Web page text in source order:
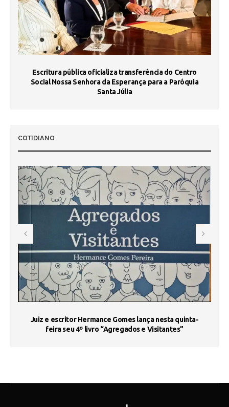
Escritura pública oficializa transferência do Centro
Social Nossa Senhora da Esperança para a Paróquia
Santa Júlia
COTIDIANO
Juiz e escritor Hermance Gomes lança nesta quinta-
feira seu 4º livro “Agregados e Visitantes”